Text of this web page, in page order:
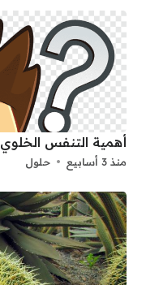
أهمية التنفس الخلوي
منذ 3 أسابيع حلول